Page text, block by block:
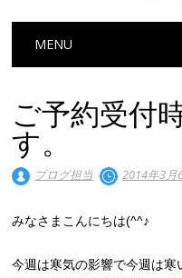
Main menu
MENU
ご予約受付
す。
ブログ担当 2014年3月
みなさまこんにちは(^^♪
今週は寒気の影響で今週は